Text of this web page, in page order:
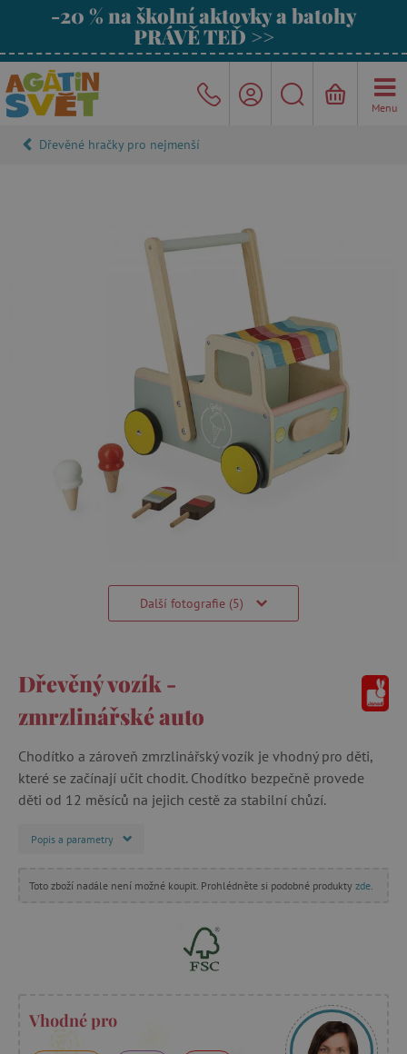
-20 % na školní aktovky a batohy
PRÁVĚ TEĎ >>
Menu
Dřevěné hračky pro nejmenší
Další fotografie (5)
Dřevěný vozík -
zmrzlinářské auto
Chodítko a zároveň zmrzlinářský vozík je vhodný pro děti,
které se začínají učit chodit. Chodítko bezpečně provede
děti od 12 měsíců na jejich cestě za stabilní chůzí.
Popis a parametry
Toto zboží nadále není možné koupit. Prohlédněte si podobné produkty zde
Vhodné pro